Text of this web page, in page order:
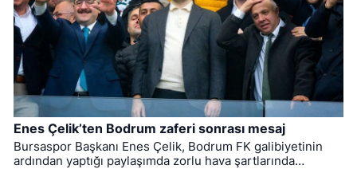
Enes Çelik’ten Bodrum zaferi sonrası mesaj
Bursaspor Başkanı Enes Çelik, Bodrum FK galibiyetinin
ardından yaptığı paylaşımda zorlu hava şartlarında